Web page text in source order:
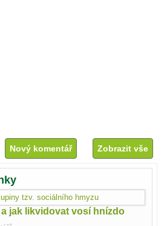
Nový komentář Zobrazit vše
jak likvidovat vosí hnízdo